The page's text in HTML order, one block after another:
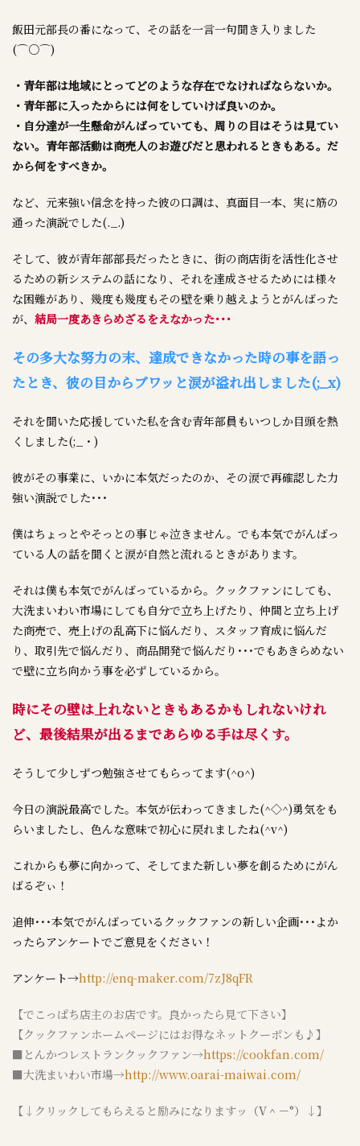
飯田元部長の番になって、その話を一言一句聞き入りました
(⌒○⌒)
・青年部は地域にとってどのような存在でなければならないか。
・青年部に入ったからには何をしていけば良いのか。
・自分達が一生懸命がんばっていても、周りの目はそうは見てい
ない。青年部活動は商売人のお遊びだと思われるときもある。だ
から何をすべきか。
など、元来強い信念を持った彼の口調は、真面目一本、実に筋の
通った演説でした(._.)
そして、彼が青年部部長だったときに、街の商店街を活性化させ
るための新システムの話になり、それを達成させるためには様々
な困難があり、幾度も幾度もその壁を乗り越えようとがんばった
が、 結局一度あきらめざるをえなかった･･･
その多大な努力の末、達成できなかった時の事を語っ
たとき、彼の目からブワッと涙が溢れ出しました(;_x)
それを聞いた応援していた私を含む青年部員もいつしか目頭を熱
くしました(;_・)
彼がその事業に、いかに本気だったのか、その涙で再確認した力
強い演説でした･･･
僕はちょっとやそっとの事じゃ泣きません。でも本気でがんばっ
ている人の話を聞くと涙が自然と流れるときがあります。
それは僕も本気でがんばっているから。クックファンにしても、
大洗まいわい市場にしても自分で立ち上げたり、仲間と立ち上げ
た商売で、売上げの乱高下に悩んだり、スタッフ育成に悩んだ
り、取引先で悩んだり、商品開発で悩んだり･･･でもあきらめない
で壁に立ち向かう事を必ずしているから。
時にその壁は上れないときもあるかもしれないけれ
ど、最後結果が出るまであらゆる手は尽くす。
そうして少しずつ勉強させてもらってます(^o^)
今日の演説最高でした。本気が伝わってきました(^◇^)勇気をも
らいましたし、色んな意味で初心に戻れましたね(^v^)
これからも夢に向かって、そしてまた新しい夢を創るためにがん
ばるぞぃ！
追伸･･･本気でがんばっているクックファンの新しい企画･･･よか
ったらアンケートでご意見をください！
アンケート→http://enq-maker.com/7zJ8qFR
【でこっぱち店主のお店です。良かったら見て下さい】
【クックファンホームページにはお得なネットクーポンも♪】
■とんかつレストランクックファン→https://cookfan.com/
■大洗まいわい市場→http://www.oarai-maiwai.com/
【↓クリックしてもらえると励みになりますッ （V＾－°） ↓】